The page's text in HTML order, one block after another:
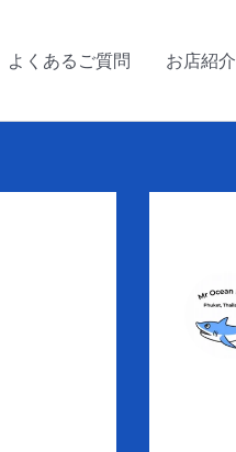
よくあるご質問 お店紹介